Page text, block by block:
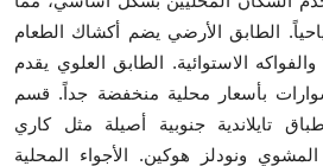
الطابق الأرضي يضم أكشاك الطعام
الاستوائية. الطابق العلوي يقدم
بأسعار محلية منخفضة جداً. قسم
تايلاندية جنوبية أصيلة مثل كاري
ونودلز هوكين. الأجواء المحلية